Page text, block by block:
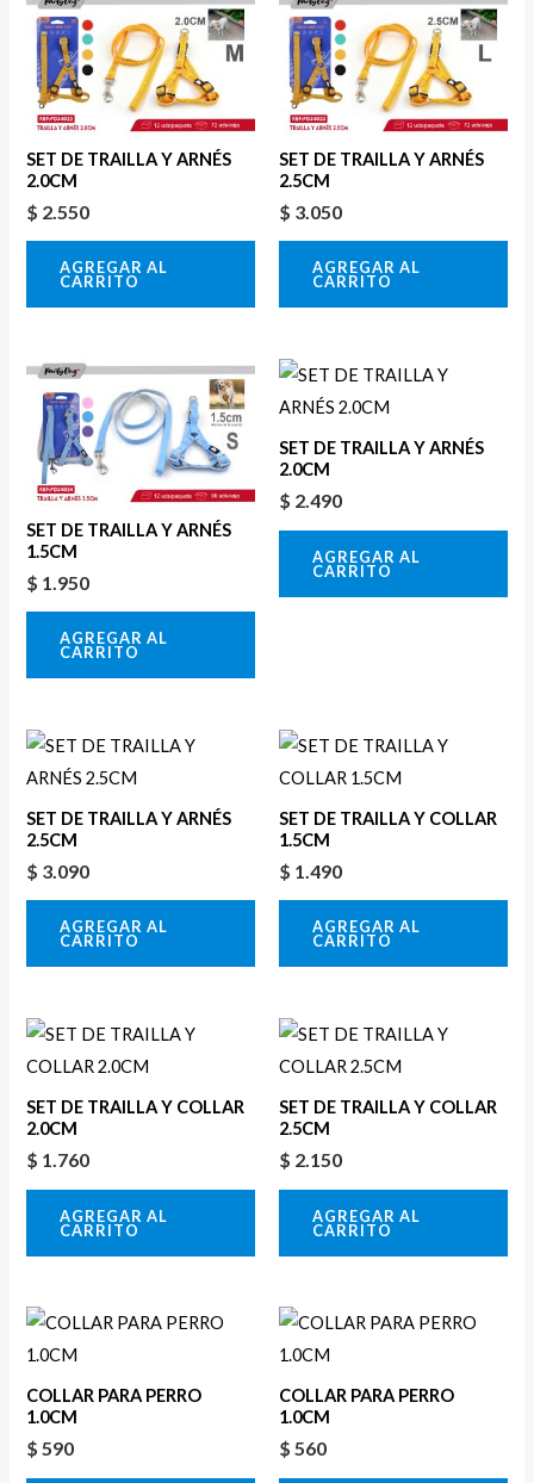
SET DE TRAILLA Y ARNÉS
2.0CM
$ 2.550
AGREGAR AL
CARRITO
SET DE TRAILLA Y ARNÉS
2.5CM
$ 3.050
AGREGAR AL
CARRITO
SET DE TRAILLA Y ARNÉS
1.5CM
$ 1.950
AGREGAR AL
CARRITO
SET DE TRAILLA Y ARNÉS
2.0CM
$ 2.490
AGREGAR AL
CARRITO
SET DE TRAILLA Y ARNÉS
2.5CM
$ 3.090
AGREGAR AL
CARRITO
SET DE TRAILLA Y COLLAR
1.5CM
$ 1.490
AGREGAR AL
CARRITO
SET DE TRAILLA Y COLLAR
2.0CM
$ 1.760
AGREGAR AL
CARRITO
SET DE TRAILLA Y COLLAR
2.5CM
$ 2.150
AGREGAR AL
CARRITO
COLLAR PARA PERRO
1.0CM
$ 590
COLLAR PARA PERRO
1.0CM
$ 560